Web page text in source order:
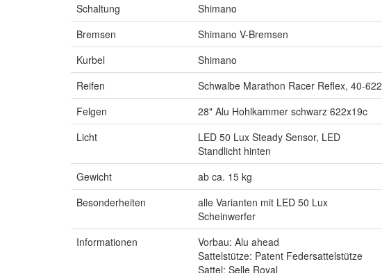
Schaltung
Shimano
Bremsen
Shimano V-Bremsen
Kurbel
Shimano
Reifen
Schwalbe Marathon Racer Reflex, 40-622
Felgen
28" Alu Hohlkammer schwarz 622x19c
Licht
LED 50 Lux Steady Sensor, LED
Standlicht hinten
Gewicht
ab ca. 15 kg
Besonderheiten
alle Varianten mit LED 50 Lux
Scheinwerfer
Informationen
Vorbau: Alu ahead
Sattelstütze: Patent Federsattelstütze
Sattel: Selle Royal